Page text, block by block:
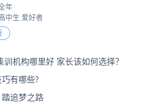
年
中生 爱好者
机构哪里好 家长该如何选择？
有哪些?
追梦之路